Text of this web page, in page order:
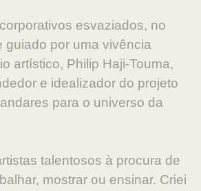
esvaziados, no
guiado por uma vivência
artístico, Philip Haji-Touma,
e idealizador do projeto
para o universo da
talentosos à procura de
mostrar ou ensinar. Criei